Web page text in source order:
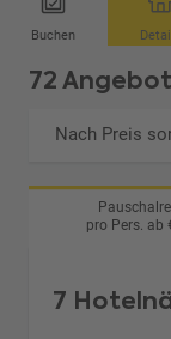
Buchen
72
Nach Preis
pro Pers. ab
7